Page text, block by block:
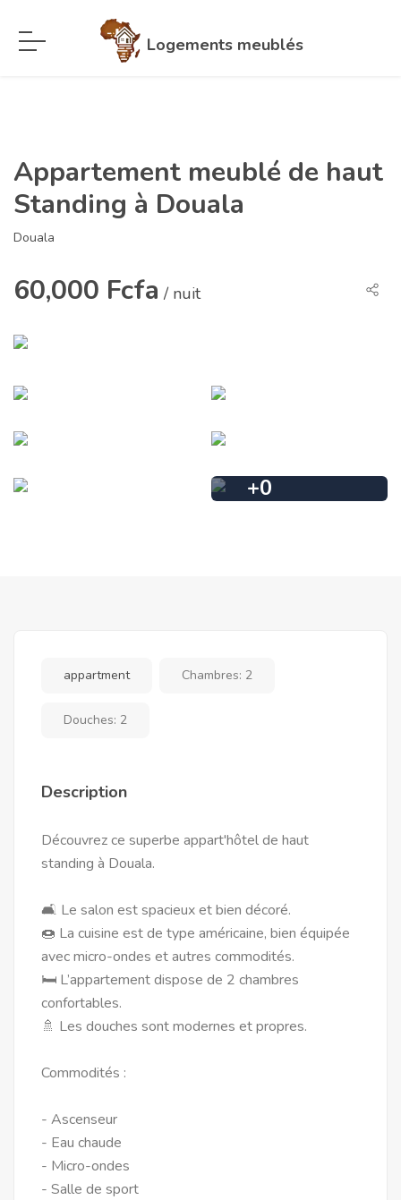
Logements meublés
Appartement meublé de haut
Standing à Douala
Douala
60,000 Fcfa / nuit
+0
appartment Chambres: 2
Douches: 2
Description
Découvrez ce superbe appart'hôtel de haut
standing à Douala.
🛋️ Le salon est spacieux et bien décoré.
🍩 La cuisine est de type américaine, bien équipée
avec micro-ondes et autres commodités.
🛏️ L’appartement dispose de 2 chambres
confortables.
🚿 Les douches sont modernes et propres.
Commodités :
- Ascenseur
- Eau chaude
- Micro-ondes
- Salle de sport